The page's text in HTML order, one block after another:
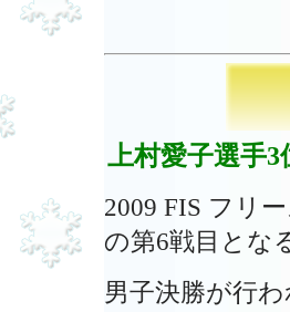
上村愛子選手3
2009 FIS フリ
の第6戦目とな
男子決勝が行